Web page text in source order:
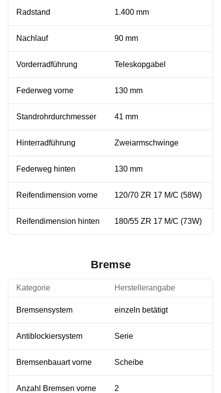
Radstand 1.400 mm
Nachlauf 90 mm
Vorderradführung Teleskopgabel
Federweg vorne 130 mm
Standrohrdurchmesser 41 mm
Hinterradführung Zweiarmschwinge
Federweg hinten 130 mm
Reifendimension vorne 120/70 ZR 17 M/C (58W)
Reifendimension hinten 180/55 ZR 17 M/C (73W)
Bremse
Kategorie Herstellerangabe
Bremsensystem einzeln betätigt
Antiblockiersystem Serie
Bremsenbauart vorne Scheibe
Anzahl Bremsen vorne 2